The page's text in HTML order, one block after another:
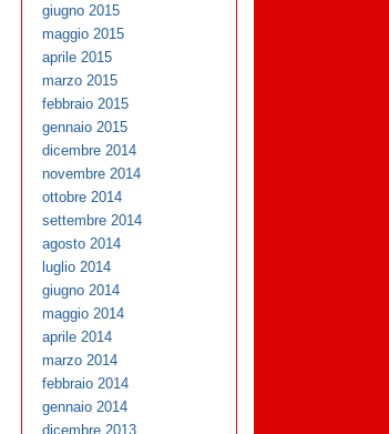
giugno 2015
maggio 2015
aprile 2015
marzo 2015
febbraio 2015
gennaio 2015
dicembre 2014
novembre 2014
ottobre 2014
settembre 2014
agosto 2014
luglio 2014
giugno 2014
maggio 2014
aprile 2014
marzo 2014
febbraio 2014
gennaio 2014
dicembre 2013